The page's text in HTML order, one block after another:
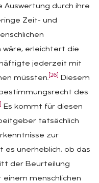
Auswertung durch ihre
Zeit- und
wäre, erleichtert die
jederzeit mit
müssten. [26]
Diesem
des
Es kommt für diesen
tatsächlich
zur
es unerheblich, ob das
der Beurteilung
menschlichen